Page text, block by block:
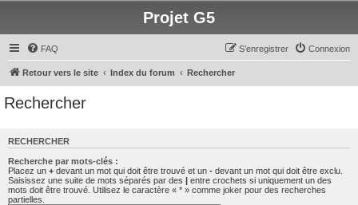
Projet G5
FAQ Connexion
S’enregistrer
Retour vers le site Index du forum Rechercher
Rechercher
RECHERCHER
Recherche par mots-clés :
Placez un + devant un mot qui doit être trouvé et un - devant un mot qui doit être exclu.
Saisissez une suite de mots séparés par des | entre crochets si uniquement un des
mots doit être trouvé. Utilisez le caractère « * » comme joker pour des recherches
partielles.